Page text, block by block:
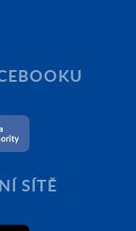
SÍTĚ